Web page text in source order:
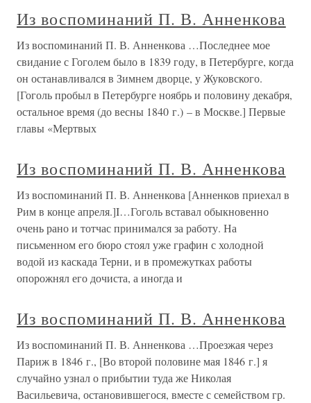
Из воспоминаний П. В. Анненкова
Из воспоминаний П. В. Анненкова …Последнее мое
свидание с Гоголем было в 1839 году, в Петербурге, когда
он останавливался в Зимнем дворце, у Жуковского.
[Гоголь пробыл в Петербурге ноябрь и половину декабря,
остальное время (до весны 1840 г.) – в Москве.] Первые
главы «Мертвых
Из воспоминаний П. В. Анненкова
Из воспоминаний П. В. Анненкова [Анненков приехал в
Рим в конце апреля.]I…Гоголь вставал обыкновенно
очень рано и тотчас принимался за работу. На
письменном его бюро стоял уже графин с холодной
водой из каскада Терни, и в промежутках работы
опорожнял его дочиста, а иногда и
Из воспоминаний П. В. Анненкова
Из воспоминаний П. В. Анненкова …Проезжая через
Париж в 1846 г., [Во второй половине мая 1846 г.] я
случайно узнал о прибытии туда же Николая
Васильевича, остановившегося, вместе с семейством гр.